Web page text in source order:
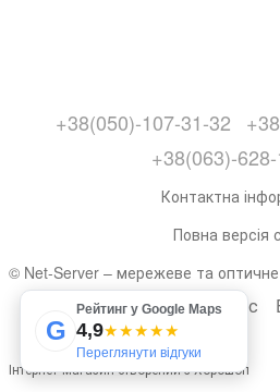
+38(050)-107-31-32
+38(063)-
Контактна
Повна версія
© Net-Server – мережеве та
Укр Рус
Інтернет-магазин створений з Хорошоп
G
Рейтинг у Google Maps
4,9★★★★★
Переглянути відгуки